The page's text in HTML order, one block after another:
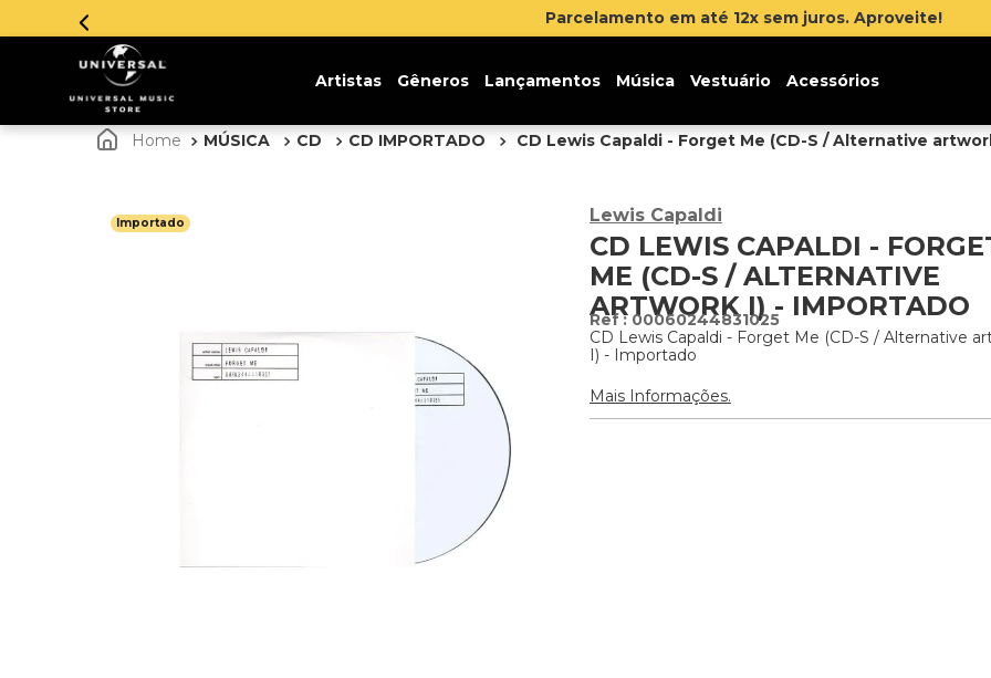
Parcelamento em até 12x sem juros. Aproveite!
Artistas Gêneros Lançamentos Música Vestuário Acessórios
MÚSICA CD CD IMPORTADO CD Lewis Capaldi - Forget Me (CD-S / Alternative
Importado Lewis Capaldi
CD LEWIS CAPALDI -
ME (CD-S / ALTERNATIVE
ARTWORK I) - IMPORTADO
: 00060244831025
CD Lewis Capaldi - Forget Me (CD-S / Alternative
I) - Importado
Mais Informações.